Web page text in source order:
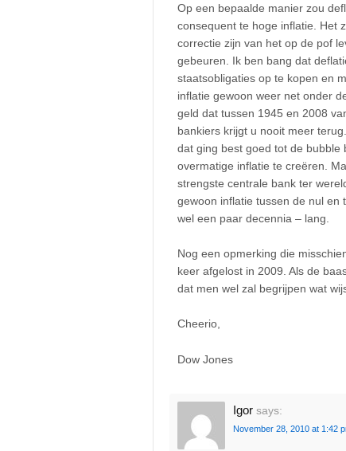
Op een bepaalde manier zou
consequent te hoge inflatie. Het
correctie zijn van het op de pof
gebeuren. Ik ben bang dat
staatsobligaties op te kopen en
inflatie gewoon weer net onder
geld dat tussen 1945 en 2008
bankiers krijgt u nooit meer
dat ging best goed tot de
overmatige inflatie te creëren.
strengste centrale bank ter
gewoon inflatie tussen de nul en
wel een paar decennia – lang.
Nog een opmerking die
keer afgelost in 2009. Als de
dat men wel zal begrijpen wat
Cheerio,
Dow Jones
Igor says:
November 28, 2010 at 1:42